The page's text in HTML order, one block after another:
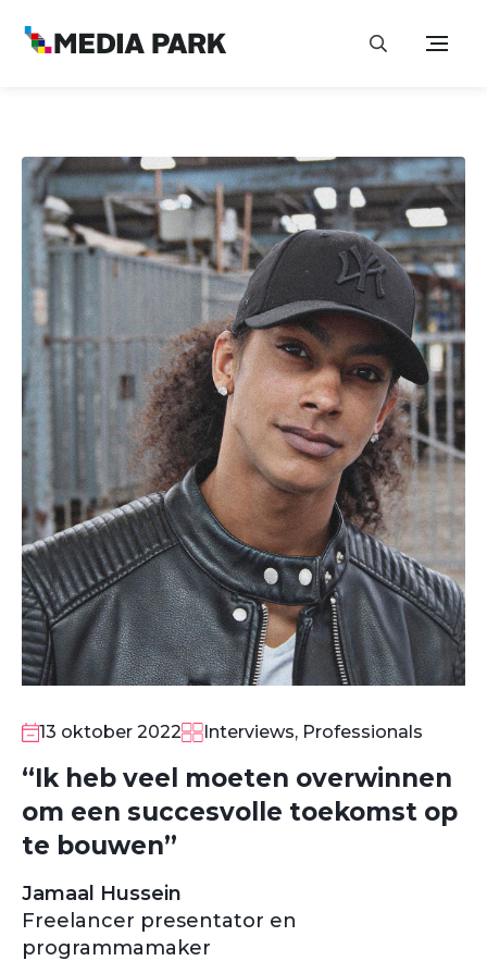
13 oktober 2022 Interviews, Professionals
“Ik heb veel moeten overwinnen
om een succesvolle toekomst op
te bouwen”
Jamaal Hussein
Freelancer presentator en
programmamaker